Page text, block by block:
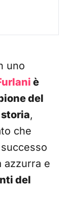
uno
è
del
,
che
azzurra e
del